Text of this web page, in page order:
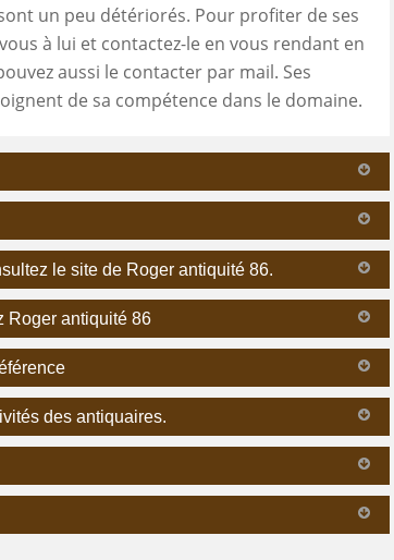
un peu détériorés. Pour profiter de ses
à lui et contactez-le en vous rendant en
aussi le contacter par mail. Ses
de sa compétence dans le domaine.
le site de Roger antiquité 86.
Roger antiquité 86
des antiquaires.